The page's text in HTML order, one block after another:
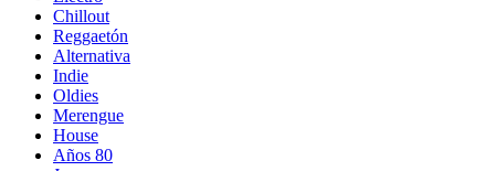
Chillout
Reggaetón
Alternativa
Indie
Oldies
Merengue
House
Años 80